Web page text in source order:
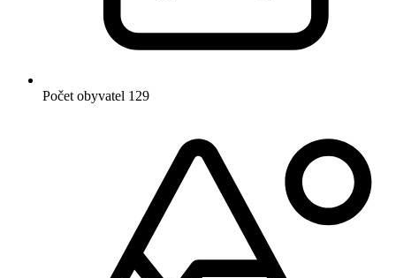
Počet obyvatel 129